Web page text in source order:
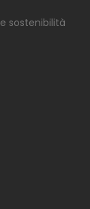
sostenibilità